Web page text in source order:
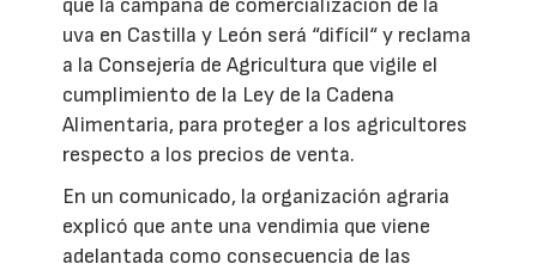
que la campaña de comercialización de la
uva en Castilla y León será “difícil“ y reclama
a la Consejería de Agricultura que vigile el
cumplimiento de la Ley de la Cadena
Alimentaria, para proteger a los agricultores
respecto a los precios de venta.
En un comunicado, la organización agraria
explicó que ante una vendimia que viene
adelantada como consecuencia de las